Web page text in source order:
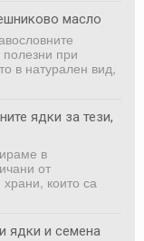
масло
полезни при
в натурален вид,
ядки за тези,
в
от
храни, които са
ядки и семена